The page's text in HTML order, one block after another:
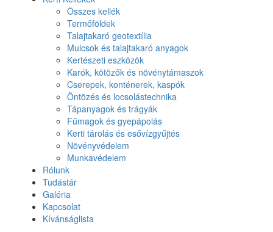
Összes kellék
Termőföldek
Talajtakaró geotextília
Mulcsok és talajtakaró anyagok
Kertészeti eszközök
Karók, kötözők és növénytámaszok
Cserepek, konténerek, kaspók
Öntözés és locsolástechnika
Tápanyagok és trágyák
Fűmagok és gyepápolás
Kerti tárolás és esővízgyűjtés
Növényvédelem
Munkavédelem
Rólunk
Tudástár
Galéria
Kapcsolat
Kívánságlista